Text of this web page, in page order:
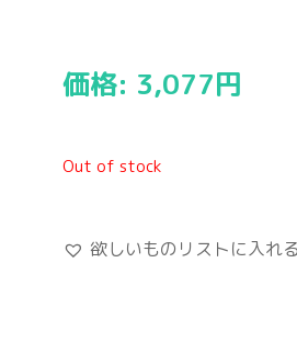
価格: 3,077円
Out of stock
欲しいものリストに入れ